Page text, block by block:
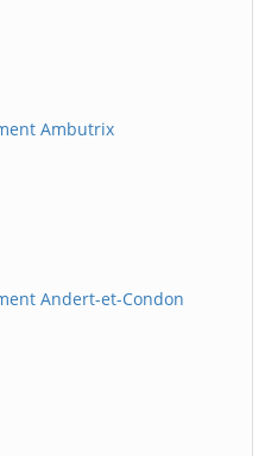
Ambutrix
Andert-et-Condon